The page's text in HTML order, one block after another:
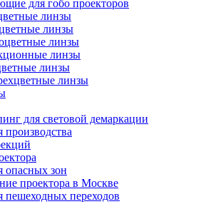
для гобо проекторов
линзы
линзы
линзы
линзы
линзы
линзы
для световой демаркации
производства
опасных зон
проектора в Москве
пешеходных переходов